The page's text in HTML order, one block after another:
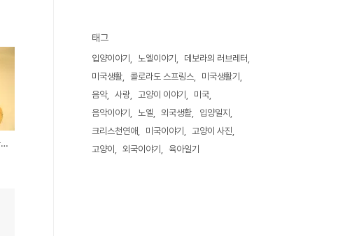
미국은 교장 선생님만 학생을 매로 처벌할 수 있다.
태그
입양이야기 노엘이야기
데보라의 러브레터
미국생활
콜로라도 스프링스
미국생활기
음악
사랑 고양이 이야기
미국
음악이야기
노엘 외국생활
입양일지
크리스천연애
미국이야기
고양이 사진
고양이
외국이야기 육아일기